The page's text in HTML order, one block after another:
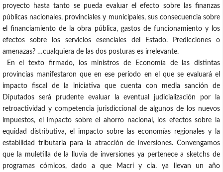
proyecto hasta tanto se pueda evaluar el efecto sobre las finanzas
públicas nacionales, provinciales y municipales, sus consecuencia sobre
el financiamiento de la obra pública, gastos de funcionamiento y los
efectos sobre los servicios esenciales del Estado. Predicciones o
amenazas? …cualquiera de las dos posturas es irrelevante.
En el texto firmado, los ministros de Economía de las distintas
provincias manifestaron que en ese período en el que se evaluará el
impacto fiscal de la iniciativa que cuenta con media sanción de
Diputados será prudente evaluar la eventual judicialización por la
retroactividad y competencia jurisdiccional de algunos de los nuevos
impuestos, el impacto sobre el ahorro nacional, los efectos sobre la
equidad distributiva, el impacto sobre las economías regionales y la
estabilidad tributaria para la atracción de inversiones. Convengamos
que la muletilla de la lluvia de inversiones ya pertenece a sketchs de
programas cómicos, dado a que Macri y cia. ya llevan un año